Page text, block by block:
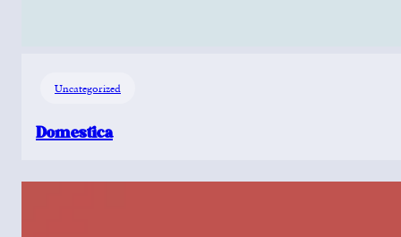
Uncategorized
Domestica